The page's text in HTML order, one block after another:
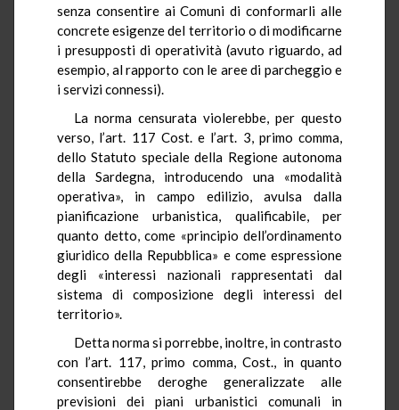
senza consentire ai Comuni di conformarli alle
concrete esigenze del territorio o di modificarne
i presupposti di operatività (avuto riguardo, ad
esempio, al rapporto con le aree di parcheggio e
i servizi connessi).
La norma censurata violerebbe, per questo
verso, l’art. 117 Cost. e l’art. 3, primo comma,
dello Statuto speciale della Regione autonoma
della Sardegna, introducendo una «modalità
operativa», in campo edilizio, avulsa dalla
pianificazione urbanistica, qualificabile, per
quanto detto, come «principio dell’ordinamento
giuridico della Repubblica» e come espressione
degli «interessi nazionali rappresentati dal
sistema di composizione degli interessi del
territorio».
Detta norma si porrebbe, inoltre, in contrasto
con l’art. 117, primo comma, Cost., in quanto
consentirebbe deroghe generalizzate alle
previsioni dei piani urbanistici comunali in